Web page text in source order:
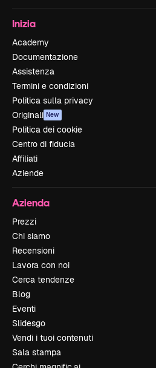
Inizia
Academy
Documentazione
Assistenza
Termini e condizioni
Politica sulla privacy
Originali New
Politica dei cookie
Centro di fiducia
Affiliati
Aziende
Azienda
Prezzi
Chi siamo
Recensioni
Lavora con noi
Cerca tendenze
Blog
Eventi
Slidesgo
Vendi i tuoi contenuti
Sala stampa